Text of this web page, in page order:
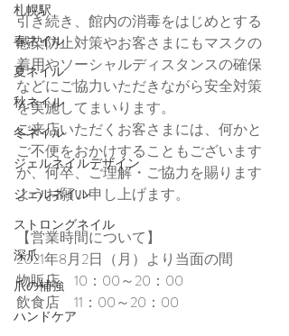
札幌駅
春ネイル
夏ネイル
秋ネイル
冬ネイル
ジェルネイルデザイン
ジェルネイル
ストロングネイル
深爪
爪の補強
ハンドケア
引き続き、館内の消毒をはじめとする
感染防止対策やお客さまにもマスクの
着用やソーシャルディスタンスの確保
などにご協力いただきながら安全対策
を実施してまいります。
ご来店いただくお客さまには、何かと
ご不便をおかけすることもございます
が、何卒、ご理解・ご協力を賜ります
ようお願い申し上げます。
【営業時間について】
2021年8月2日（月）より当面の間
物販店　10：00～20：00
飲食店　11：00～20：00